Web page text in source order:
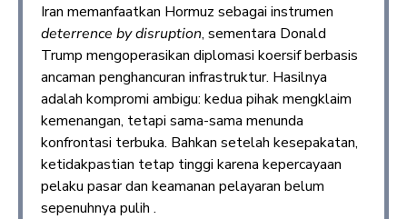
Iran memanfaatkan Hormuz sebagai instrumen
deterrence by disruption, sementara Donald
Trump mengoperasikan diplomasi koersif berbasis
ancaman penghancuran infrastruktur. Hasilnya
adalah kompromi ambigu: kedua pihak mengklaim
kemenangan, tetapi sama-sama menunda
konfrontasi terbuka. Bahkan setelah kesepakatan,
ketidakpastian tetap tinggi karena kepercayaan
pelaku pasar dan keamanan pelayaran belum
sepenuhnya pulih .